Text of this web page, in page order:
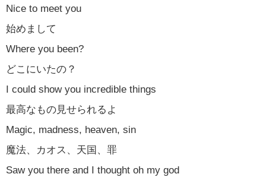
Nice to meet you
始めまして
Where you been?
どこにいたの？
I could show you incredible things
最高なもの見せられるよ
Magic, madness, heaven, sin
魔法、カオス、天国、罪
Saw you there and I thought oh my god